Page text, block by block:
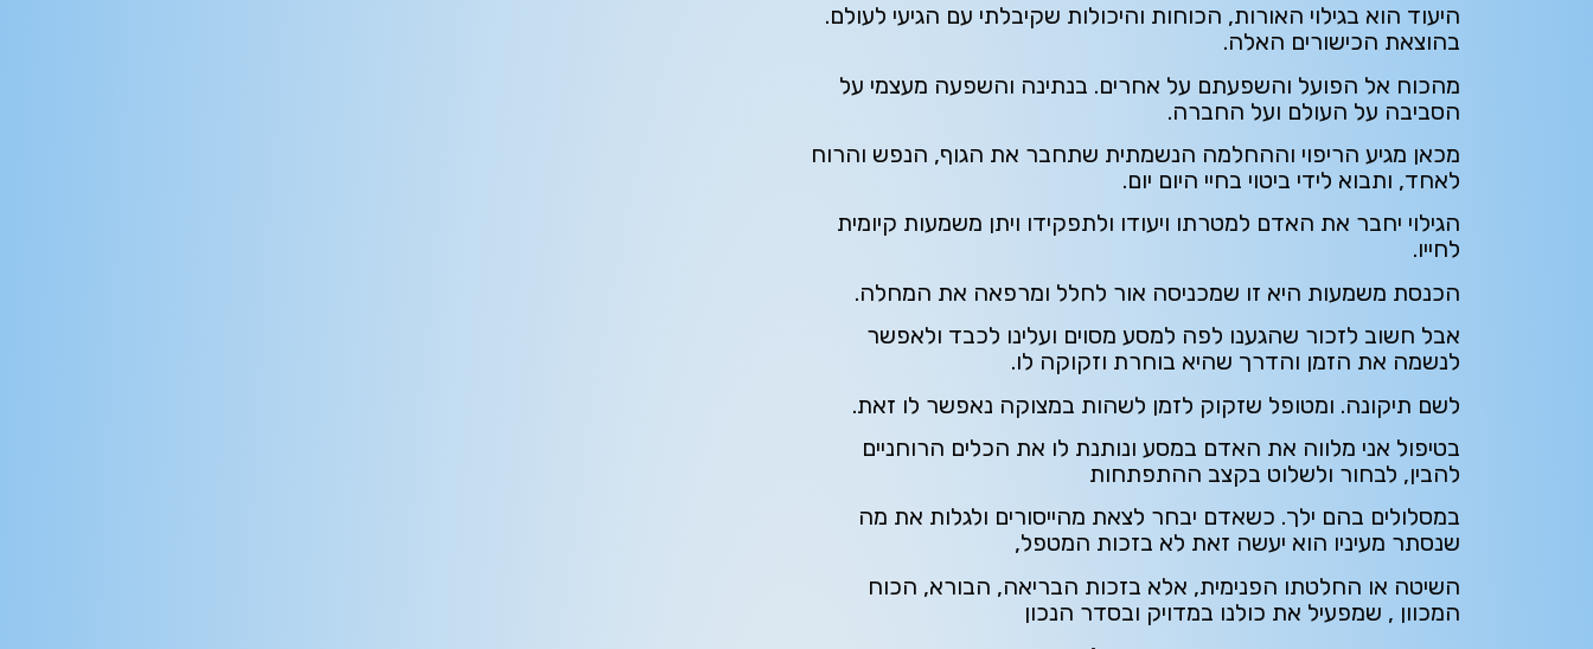
היעוד הוא בגילוי האורות, הכוחות והיכולות שקיבלתי עם הגיעי לעולם.
בהוצאת הכישורים האלה.
מהכוח אל הפועל והשפעתם על אחרים. בנתינה והשפעה מעצמי על
הסביבה על העולם ועל החברה.
מכאן מגיע הריפוי וההחלמה הנשמתית שתחבר את הגוף, הנפש והרוח
לאחד, ותבוא לידי ביטוי בחיי היום יום.
הגילוי יחבר את האדם למטרתו ויעודו ולתפקידו ויתן משמעות קיומית
לחייו.
הכנסת משמעות היא זו שמכניסה אור לחלל ומרפאה את המחלה.
אבל חשוב לזכור שהגענו לפה למסע מסוים ועלינו לכבד ולאפשר
לנשמה את הזמן והדרך שהיא בוחרת וזקוקה לו.
לשם תיקונה. ומטופל שזקוק לזמן לשהות במצוקה נאפשר לו זאת.
בטיפול אני מלווה את האדם במסע ונותנת לו את הכלים הרוחניים
להבין, לבחור ולשלוט בקצב ההתפתחות
במסלולים בהם ילך. כשאדם יבחר לצאת מהייסורים ולגלות את מה
שנסתר מעיניו הוא יעשה זאת לא בזכות המטפל,
השיטה או החלטתו הפנימית, אלא בזכות הבריאה, הבורא, הכוח
המכוון , שמפעיל את כולנו במדויק ובסדר הנכון